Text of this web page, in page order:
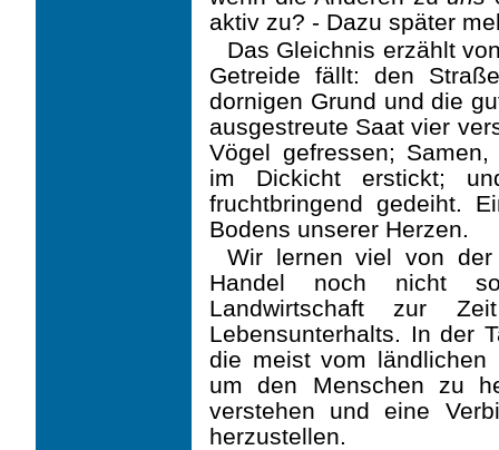
aktiv zu? - Dazu später
Das Gleichnis erzählt
Getreide fällt: den
dornigen Grund und die
ausge­streute Saat vier
Vögel gefressen;
im Dickicht erstickt;
fruchtbringend gedeiht.
Bodens unserer Herzen.
Wir lernen viel von der
Handel noch nicht
Landwirtschaft zur
Lebensunterhalts. In der
die meist vom ländlichen
um den Menschen zu
verstehen und eine
herzustellen.